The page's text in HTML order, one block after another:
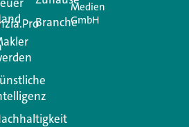
einen
wird nicht veröffentlicht.
sind mit
Branche
Medien
GmbH